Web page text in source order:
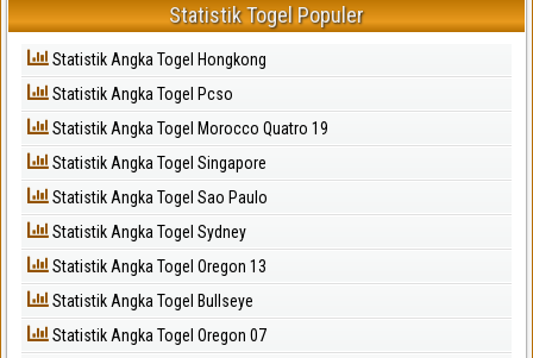
Statistik Togel Populer
Statistik Angka Togel Hongkong
Statistik Angka Togel Pcso
Statistik Angka Togel Morocco Quatro 19
Statistik Angka Togel Singapore
Statistik Angka Togel Sao Paulo
Statistik Angka Togel Sydney
Statistik Angka Togel Oregon 13
Statistik Angka Togel Bullseye
Statistik Angka Togel Oregon 07